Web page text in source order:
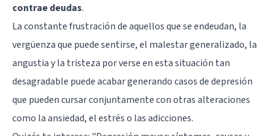
contrae deudas.
La constante frustración de aquellos que se endeudan, la
vergüenza que puede sentirse, el malestar generalizado, la
angustia y la tristeza por verse en esta situación tan
desagradable puede acabar generando casos de depresión
que pueden cursar conjuntamente con otras alteraciones
como la ansiedad, el estrés o las adicciones.